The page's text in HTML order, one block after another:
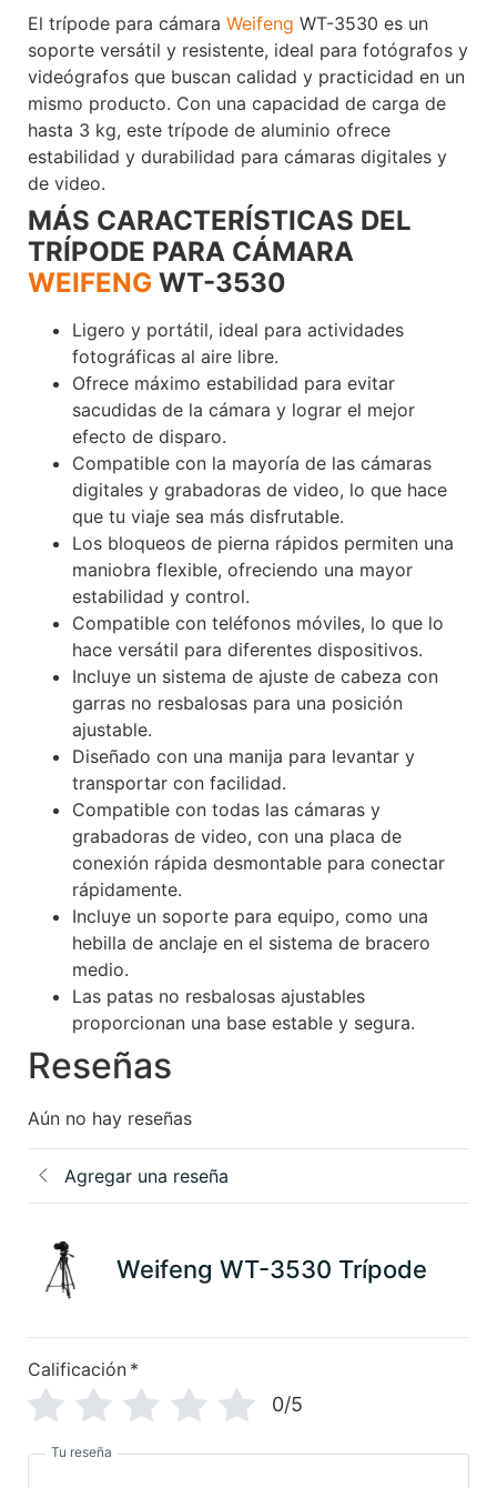
El trípode para cámara Weifeng WT-3530 es un
soporte versátil y resistente, ideal para fotógrafos y
videógrafos que buscan calidad y practicidad en un
mismo producto. Con una capacidad de carga de
hasta 3 kg, este trípode de aluminio ofrece
estabilidad y durabilidad para cámaras digitales y
de video.
MÁS CARACTERÍSTICAS DEL
TRÍPODE PARA CÁMARA
WEIFENG WT-3530
Ligero y portátil, ideal para actividades
fotográficas al aire libre.
Ofrece máximo estabilidad para evitar
sacudidas de la cámara y lograr el mejor
efecto de disparo.
Compatible con la mayoría de las cámaras
digitales y grabadoras de video, lo que hace
que tu viaje sea más disfrutable.
Los bloqueos de pierna rápidos permiten una
maniobra flexible, ofreciendo una mayor
estabilidad y control.
Compatible con teléfonos móviles, lo que lo
hace versátil para diferentes dispositivos.
Incluye un sistema de ajuste de cabeza con
garras no resbalosas para una posición
ajustable.
Diseñado con una manija para levantar y
transportar con facilidad.
Compatible con todas las cámaras y
grabadoras de video, con una placa de
conexión rápida desmontable para conectar
rápidamente.
Incluye un soporte para equipo, como una
hebilla de anclaje en el sistema de bracero
medio.
Las patas no resbalosas ajustables
proporcionan una base estable y segura.
Reseñas
Aún no hay reseñas
Agregar una reseña
Weifeng WT-3530 Trípode
Calificación *
0/5
Tu reseña